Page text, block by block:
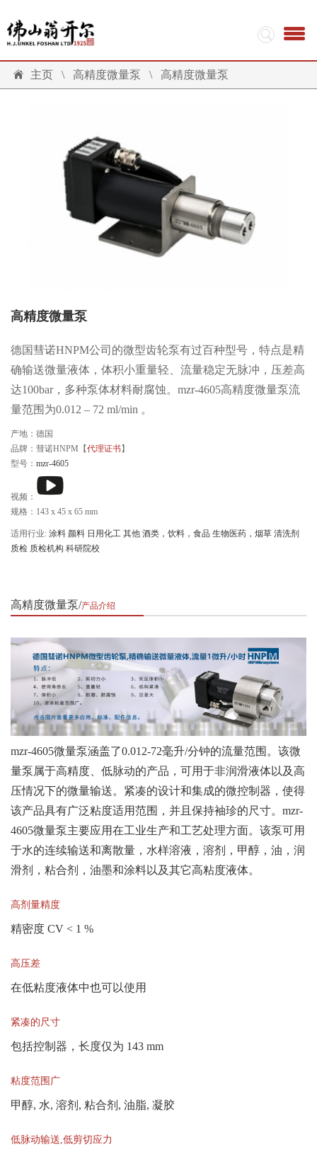
主页 \ 高精度微量泵 \ 高精度微量泵
高精度微量泵
德国彗诺HNPM公司的微型齿轮泵有过百种型号，特点是精
确输送微量液体，体积小重量轻、流量稳定无脉冲，压差高
达100bar，多种泵体材料耐腐蚀。mzr-4605高精度微量泵流
量范围为0.012 – 72 ml/min 。
产地：德国
品牌：彗诺HNPM【代理证书】
型号： mzr-4605
视频：
规格：143 x 45 x 65 mm
适用行业: 涂料 颜料 日用化工 其他 酒类，饮料，食品 生物医药，烟草 清洗剂
质检 质检机构 科研院校
高精度微量泵 产品介绍
mzr-4605微量泵涵盖了0.012-72毫升/分钟的流量范围。该微
量泵属于高精度、低脉动的产品，可用于非润滑液体以及高
压情况下的微量输送。紧凑的设计和集成的微控制器，使得
该产品具有广泛粘度适用范围，并且保持袖珍的尺寸。mzr-
4605微量泵主要应用在工业生产和工艺处理方面。该泵可用
于水的连续输送和离散量，水样溶液，溶剂，甲醇，油，润
滑剂，粘合剂，油墨和涂料以及其它高粘度液体。
高剂量精度
精密度 CV < 1 %
高压差
在低粘度液体中也可以使用
紧凑的尺寸
包括控制器，长度仅为 143 mm
粘度范围广
甲醇, 水, 溶剂, 粘合剂, 油脂, 凝胶
低脉动输送,低剪切应力